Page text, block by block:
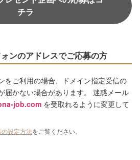
チラ
ンのアドレスでご応募の方
をご利用の場合、ドメイン指定受信の
届かない場合があります。 迷惑メール
job.com を受取れるように変更して
の設定方法をご覧ください。